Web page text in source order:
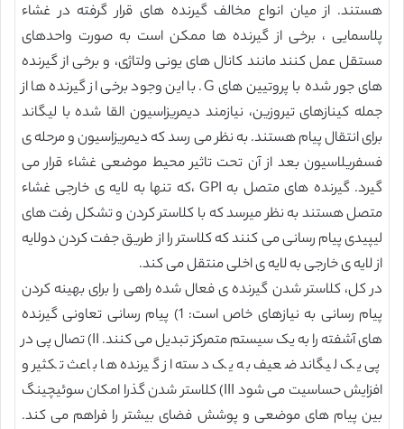
هستند. از میان انواع مخالف گیرنده های قرار گرفته در غشاء
پلاسمایی ، برخی از گیرنده ها ممکن است به صورت واحدهای
مستقل عمل کنند مانند کانال های یونی ولتاژی، و برخی از گیرنده
های جور شده با پروتیین های G. با این وجود برخی از گیرنده ها از
جمله کینازهای تیروزین، نیازمند دیمریزاسیون القا شده با لیگاند
برای انتقال پیام هستند. به نظر می رسد که دیمریزاسیون و مرحله ی
فسفریلاسیون بعد از آن تحت تاثیر محیط موضعی غشاء قرار می
گیرد. گیرنده های متصل به GPI ،که تنها به لایه ی خارجی غشاء
متصل هستند به نظر میرسد که با کلاستر کردن و تشکل رفت های
لیپیدی پیام رسانی می کنند که کلاستر را از طریق جفت کردن دولایه
از لایه ی خارجی به لایه ی اخلی منتقل می کند.
در کل، کلاستر شدن گیرنده ی فعال شده راهی را برای بهینه کردن
پیام رسانی به نیازهای خاص است: 1) پیام رسانی تعاونی گیرنده
های آشفته را به یک سیستم متمرکز تبدیل می کنند. II) تصال پی در
پی یک لیگاند ضعیف به یک دسته از گیرنده ها باعث تکثیر و
افزایش حساسیت می شود III) کلاستر شدن گذرا امکان سوئیچینگ
بین پیام های موضعی و پوشش فضای بیشتر را فراهم می کند.